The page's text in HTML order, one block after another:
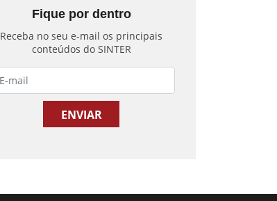
Fique por dentro
Receba no seu e-mail os principais
conteúdos do SINTER